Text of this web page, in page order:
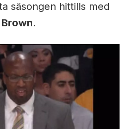
säsongen hittills med
.